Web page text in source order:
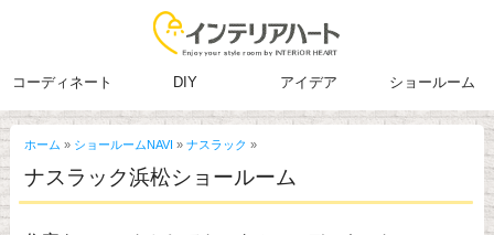
コーディネート DIY アイデア ショールーム
ホーム » ショールームNAVI » ナスラック »
ナスラック浜松ショールーム